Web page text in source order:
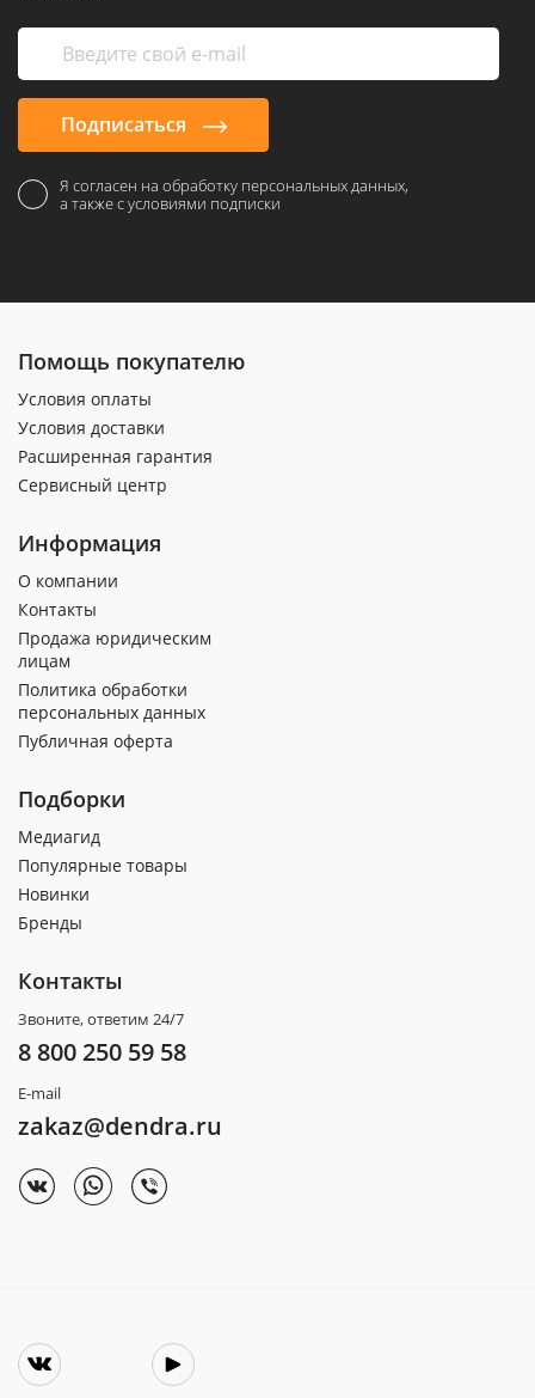
Подписаться
Я согласен на обработку персональных данных,
а также с условиями подписки
Помощь покупателю
Условия оплаты
Условия доставки
Расширенная гарантия
Сервисный центр
Информация
О компании
Контакты
Продажа юридическим
лицам
Политика обработки
персональных данных
Публичная оферта
Подборки
Медиагид
Популярные товары
Новинки
Бренды
Контакты
Звоните, ответим 24/7
8 800 250 59 58
E-mail
zakaz@dendra.ru